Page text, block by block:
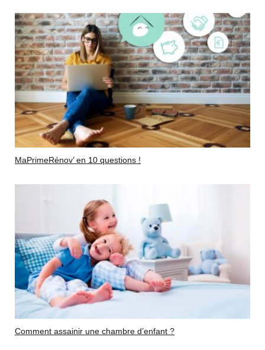
MaPrimeRénov’ en 10 questions !
Comment assainir une chambre d’enfant ?